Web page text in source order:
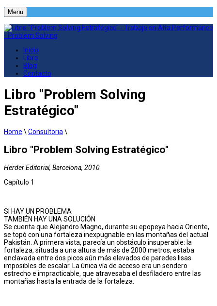
Menu
Inicio
Libro
Blog
Contacto
Libro "Problem Solving
Estratégico"
Home \ Consultoria \
Libro "Problem Solving Estratégico"
Herder Editorial, Barcelona, 2010
Capítulo 1
SI HAY UN PROBLEMA
TAMBIÉN HAY UNA SOLUCIÓN
Se cuenta que Alejandro Magno, durante su epopeya hacia Oriente,
se topó con una fortaleza inexpugnable en las montañas del actual
Pakistán. A primera vista, parecía un obstáculo insuperable: la
fortaleza, situada a una altura de más de 2000 metros, estaba
enclavada entre dos picos aún más elevados de paredes lisas
imposibles de escalar. La única vía de acceso era un sendero
estrecho e impracticable, que atravesaba el desfiladero entre las
montañas hasta la entrada de la fortaleza.